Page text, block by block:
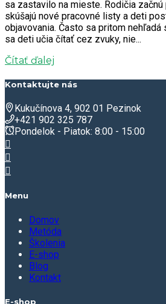
sa zastavilo na mieste. Rodičia
skúšajú nové pracovné listy a deti
objavovania. Často sa pritom
sa deti učia čítať cez zvuky, nie...
Čítať ďalej
Kontaktujte nás
Kukučínova 4, 902 01 Pezinok
+421 902 325 787
Pondelok - Piatok: 8:00 - 15:00
Menu
Domov
Metóda
Školenia
E-shop
Blog
Kontakt
E-shop